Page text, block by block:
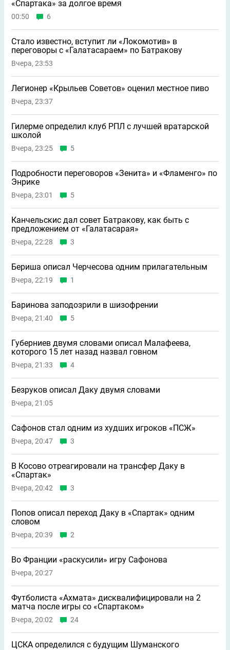
«Спартака» за долгое время
00:50 6
Стало известно, вступит ли «Локомотив» в
переговоры с «Галатасараем» по Батракову
Вчера, 23:53
Легионер «Крыльев Советов» оценил местное пиво
Вчера, 23:37
Гилерме определил клуб РПЛ с лучшей вратарской
школой
Вчера, 23:25 5
Подробности переговоров «Зенита» и «Фламенго» по
Энрике
Вчера, 23:01 5
Канчельскис дал совет Батракову, как быть с
предложением от «Галатасарая»
Вчера, 22:28 3
Бериша описал Черчесова одним прилагательным
Вчера, 22:19 1
Баринова заподозрили в шизофрении
Вчера, 21:40 5
Губерниев двумя словами описал Малафеева,
которого 15 лет назад назвал говном
Вчера, 21:33 4
Безруков описал Даку двумя словами
Вчера, 21:05
Сафонов стал одним из худших игроков «ПСЖ»
Вчера, 20:47 3
В Косово отреагировали на трансфер Даку в
«Спартак»
Вчера, 20:42 3
Попов описал переход Даку в «Спартак» одним
словом
Вчера, 20:39 2
Во Франции «раскусили» игру Сафонова
Вчера, 20:27
Футболиста «Ахмата» дисквалифицировали на 2
матча после игры со «Спартаком»
Вчера, 20:02 24
ЦСКА определился с будущим Шуманского